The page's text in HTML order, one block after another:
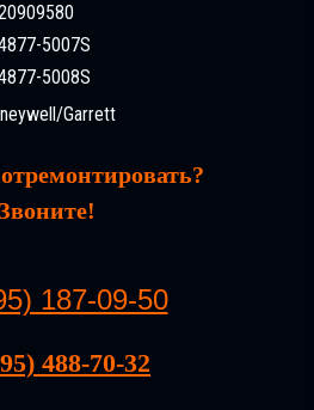
5007S
5008S
Garrett
Звоните!
187-09-50
488-70-32